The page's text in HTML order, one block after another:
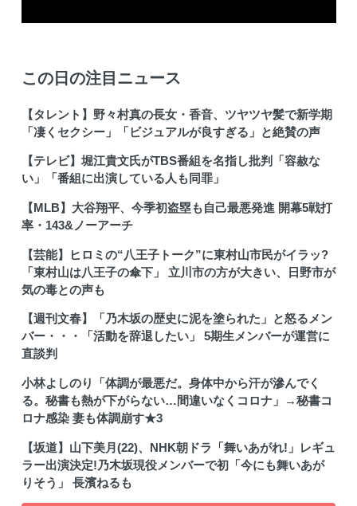
この日の注目ニュース
【タレント】野々村真の長女・香音、ツヤツヤ髪で新学期
「凄くセクシー」「ビジュアルが良すぎる」と絶賛の声
【テレビ】堀江貴文氏がTBS番組を名指し批判「容赦な
い」「番組に出演している人も同罪」
【MLB】大谷翔平、今季初盗塁も自己最悪発進 開幕5戦打
率・143&ノーアーチ
【芸能】ヒロミの“八王子トーク”に東村山市民がイラッ?
「東村山は八王子の傘下」 立川市の方が大きい、日野市が
気の毒との声も
【週刊文春】「乃木坂の歴史に泥を塗られた」と怒るメン
バー・・・「活動を辞退したい」 5期生メンバーが運営に
直談判
小林よしのり「体調が最悪だ。身体中から汗が滲んでく
る。秘書も熱が下がらない…間違いなくコロナ」→秘書コ
ロナ感染 妻も体調崩す★3
【坂道】山下美月(22)、NHK朝ドラ「舞いあがれ!」レギュ
ラー出演決定!乃木坂現役メンバーで初「今にも舞いあが
りそう」 長濱ねるも